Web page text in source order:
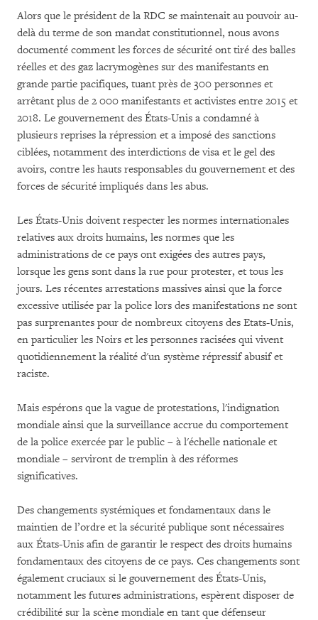
Alors que le président de la RDC se maintenait au pouvoir au-
delà du terme de son mandat constitutionnel, nous avons
documenté comment les forces de sécurité ont tiré des balles
réelles et des gaz lacrymogènes sur des manifestants en
grande partie pacifiques, tuant près de 300 personnes et
arrêtant plus de 2 000 manifestants et activistes entre 2015 et
2018. Le gouvernement des États-Unis a condamné à
plusieurs reprises la répression et a imposé des sanctions
ciblées, notamment des interdictions de visa et le gel des
avoirs, contre les hauts responsables du gouvernement et des
forces de sécurité impliqués dans les abus.
Les États-Unis doivent respecter les normes internationales
relatives aux droits humains, les normes que les
administrations de ce pays ont exigées des autres pays,
lorsque les gens sont dans la rue pour protester, et tous les
jours. Les récentes arrestations massives ainsi que la force
excessive utilisée par la police lors des manifestations ne sont
pas surprenantes pour de nombreux citoyens des Etats-Unis,
en particulier les Noirs et les personnes racisées qui vivent
quotidiennement la réalité d'un système répressif abusif et
raciste.
Mais espérons que la vague de protestations, l'indignation
mondiale ainsi que la surveillance accrue du comportement
de la police exercée par le public – à l'échelle nationale et
mondiale – serviront de tremplin à des réformes
significatives.
Des changements systémiques et fondamentaux dans le
maintien de l’ordre et la sécurité publique sont nécessaires
aux États-Unis afin de garantir le respect des droits humains
fondamentaux des citoyens de ce pays. Ces changements sont
également cruciaux si le gouvernement des États-Unis,
notamment les futures administrations, espèrent disposer de
crédibilité sur la scène mondiale en tant que défenseur